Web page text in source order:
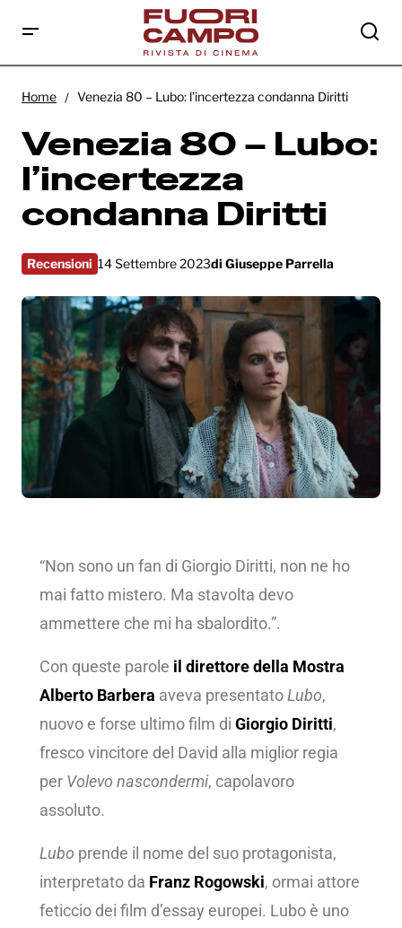
Diritti
Home Venezia 80 – Lubo: l’incertezza condanna Diritti
Venezia 80 – Lubo:
l’incertezza
condanna Diritti
Recensioni 14 Settembre 2023di Giuseppe Parrella
“Non sono un fan di Giorgio Diritti, non ne ho
mai fatto mistero. Ma stavolta devo
ammettere che mi ha sbalordito.”.
Con queste parole il direttoredella Mostra
Alberto Barbera aveva presentatoLubo,
nuovo e forse ultimo film di Giorgio Diritti,
fresco vincitore del David alla miglior regia
per Volevo nascondermi, capolavoro
assoluto.
Lubo prende il nome del suo protagonista,
interpretato da Franz Rogowski, ormai attore
feticcio dei film d’essay europei. Lubo è uno